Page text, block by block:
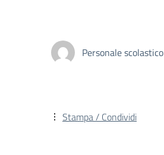
Personale scolastico
Stampa / Condividi